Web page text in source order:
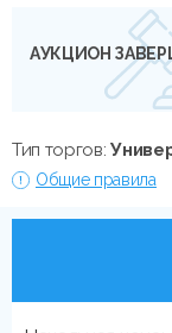
АУКЦИОН
Тип торгов:
Общие правила